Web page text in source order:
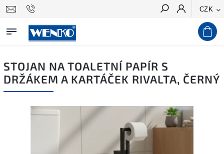
CZK
Hledat
STOJAN NA TOALETNÍ PAPÍR S
DRŽÁKEM A KARTÁČEK RIVALTA, ČERNÝ